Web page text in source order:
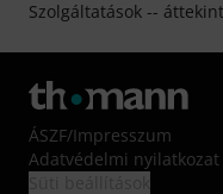
Szolgáltatások --
ÁSZF/Impresszum
Adatvédelmi nyilatkozat